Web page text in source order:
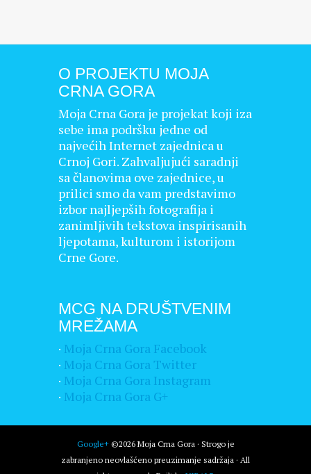
O PROJEKTU MOJA
CRNA GORA
Moja Crna Gora je projekat koji iza
sebe ima podršku jedne od
najvećih Internet zajednica u
Crnoj Gori. Zahvaljujući saradnji
sa članovima ove zajednice, u
prilici smo da vam predstavimo
izbor najljepših fotografija i
zanimljivih tekstova inspirisanih
ljepotama, kulturom i istorijom
Crne Gore.
MCG NA DRUŠTVENIM
MREŽAMA
· Moja Crna Gora Facebook
· Moja Crna Gora Twitter
· Moja Crna Gora Instagram
· Moja Crna Gora G+
Google+©2026 Moja Crna Gora · Strogo je
zabranjeno neovlašćeno preuzimanje sadržaja · All